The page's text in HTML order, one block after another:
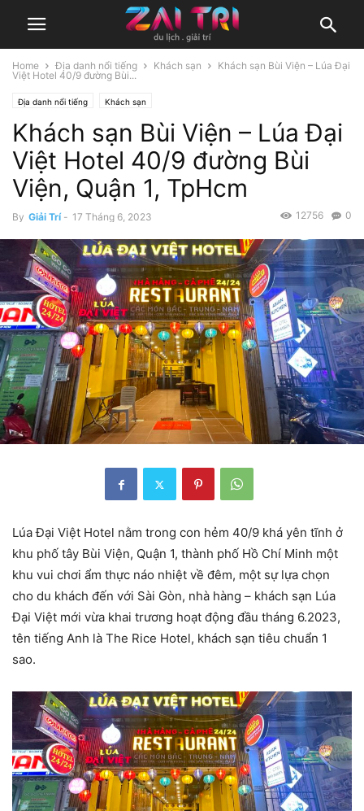
Home Địa danh nổi tiếng Khách sạn
Khách sạn Bùi Viện – Lúa Đại
Việt Hotel 40/9 đường Bùi...
Địa danh nổi tiếng Khách sạn
Khách sạn Bùi Viện – Lúa Đại
Việt Hotel 40/9 đường Bùi
Viện, Quận 1, TpHcm
By Giải Trí - 17 Tháng 6, 2023 0
12756
Lúa Đại Việt Hotel nằm trong con hẻm 40/9 khá yên tĩnh ở
khu phố tây Bùi Viện, Quận 1, thành phố Hồ Chí Minh một
khu vui chơi ẩm thực náo nhiệt về đêm, một sự lựa chọn
cho du khách đến với Sài Gòn, nhà hàng – khách sạn Lúa
Đại Việt mới vừa khai trương hoạt động đầu tháng 6.2023,
tên tiếng Anh là The Rice Hotel, khách sạn tiêu chuẩn 1
sao.